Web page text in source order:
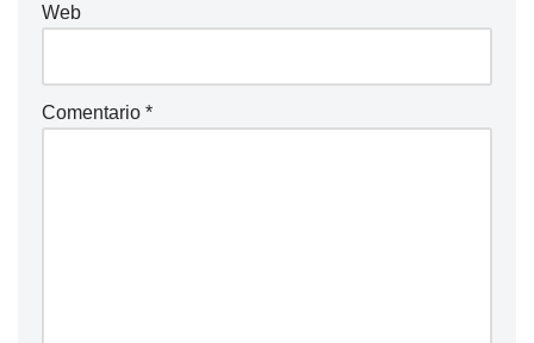
Web
Comentario *